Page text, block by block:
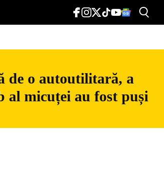
de o autoutilitară, a
micuței au fost puși